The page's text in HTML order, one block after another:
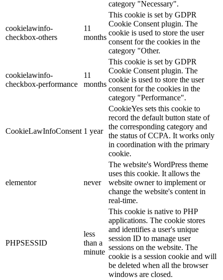
category "Necessary".
cookielawinfo-
checkbox-others
11
months
This cookie is set by GDPR
Cookie Consent plugin. The
cookie is used to store the user
consent for the cookies in the
category "Other.
cookielawinfo-
checkbox-performance
11
months
This cookie is set by GDPR
Cookie Consent plugin. The
cookie is used to store the user
consent for the cookies in the
category "Performance".
CookieLawInfoConsent 1 year
CookieYes sets this cookie to
record the default button state of
the corresponding category and
the status of CCPA. It works only
in coordination with the primary
cookie.
elementor never
The website's WordPress theme
uses this cookie. It allows the
website owner to implement or
change the website's content in
real-time.
PHPSESSID
less
than a
minute
This cookie is native to PHP
applications. The cookie stores
and identifies a user's unique
session ID to manage user
sessions on the website. The
cookie is a session cookie and will
be deleted when all the browser
windows are closed.